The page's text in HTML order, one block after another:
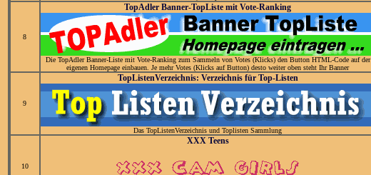
8
TopAdler Banner-TopListe mit Vote-Ranking
Die TopAdler Banner-Liste mit Vote-Ranking zum Sammeln von Votes (Klicks) den Button HTML-Code auf der
eigenen Homepage einbauen. Je mehr Votes (Klicks auf Button) desto weiter oben steht Ihr Banner
9
TopListenVerzeichnis: Verzeichnis für Top-Listen
Das TopListenVerzeichnis und Toplisten Sammlung
10
XXX Teens